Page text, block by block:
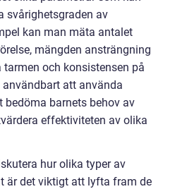
svårighetsgraden av
kan man mäta antalet
mängden ansträngning
och konsistensen på
att använda
barnets behov av
effektiviteten av olika
hur olika typer av
är det viktigt att lyfta fram de